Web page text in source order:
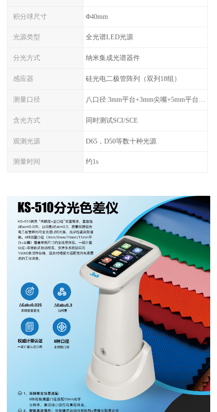
积分球尺寸 Φ40mm
光源类型 全光谱LED光源
分光方式 纳米集成光谱器件
感应器 硅光电二极管阵列（双列18组）
测量口径
含光方式 同时测试SCI/SCE
观测光源 D65，D50等数十种光源
测量时间 约1s